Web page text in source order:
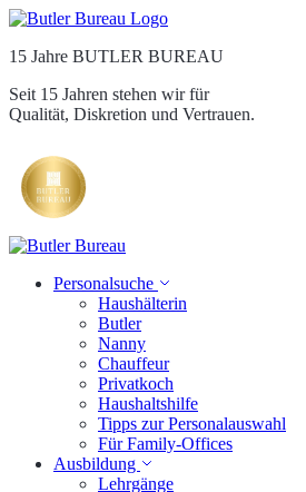
15 Jahre BUTLER BUREAU
Seit 15 Jahren stehen wir für
Qualität, Diskretion und Vertrauen.
Personalsuche
Haushälterin
Butler
Nanny
Chauffeur
Privatkoch
Haushaltshilfe
Tipps zur Personalauswahl
Für Family-Offices
Ausbildung
Lehrgänge